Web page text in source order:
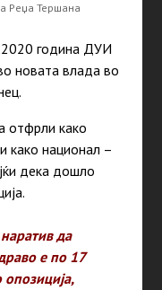
Реџа Тершана
2020 година ДУИ
новата влада во
отфрли како
како национал –
дека дошло
да
е по 17